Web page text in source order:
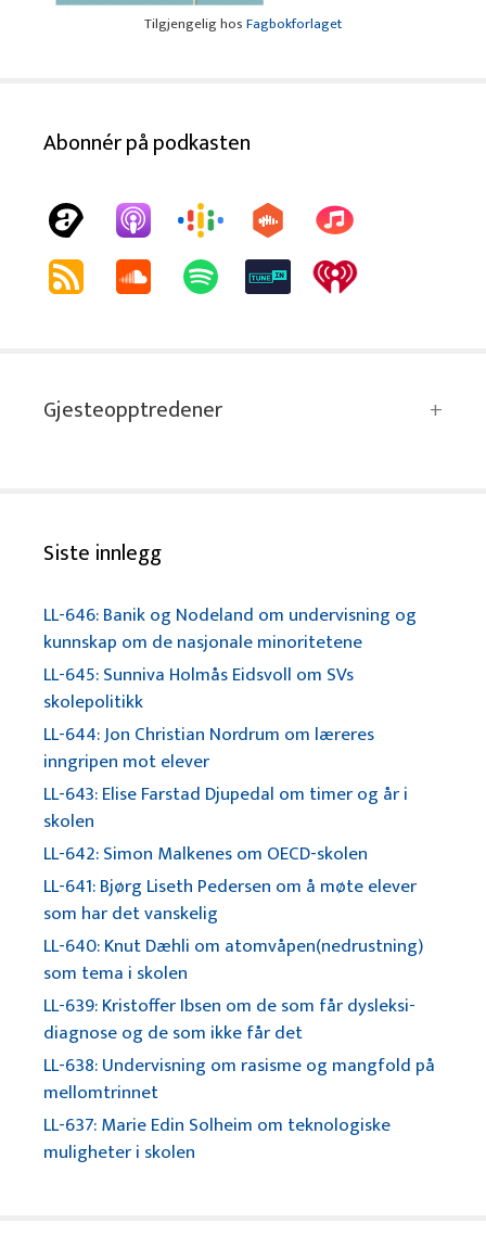
Tilgjengelig hosFagbokforlaget
Abonnér på podkasten
Gjesteopptredener
Siste innlegg
LL-646: Banik og Nodeland om undervisning og
kunnskap om de nasjonale minoritetene
LL-645: Sunniva Holmås Eidsvoll om SVs
skolepolitikk
LL-644: Jon Christian Nordrum om læreres
inngripen mot elever
LL-643: Elise Farstad Djupedal om timer og år i
skolen
LL-642: Simon Malkenes om OECD-skolen
LL-641: Bjørg Liseth Pedersen om å møte elever
som har det vanskelig
LL-640: Knut Dæhli om atomvåpen(nedrustning)
som tema i skolen
LL-639: Kristoffer Ibsen om de som får dysleksi-
diagnose og de som ikke får det
LL-638: Undervisning om rasisme og mangfold på
mellomtrinnet
LL-637: Marie Edin Solheim om teknologiske
muligheter i skolen